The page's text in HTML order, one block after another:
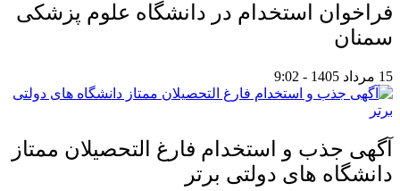
فراخوان استخدام در دانشگاه علوم پزشکی
سمنان
15 مرداد 1405 - 9:02
آگهی جذب و استخدام فارغ التحصیلان ممتاز
دانشگاه های دولتی برتر